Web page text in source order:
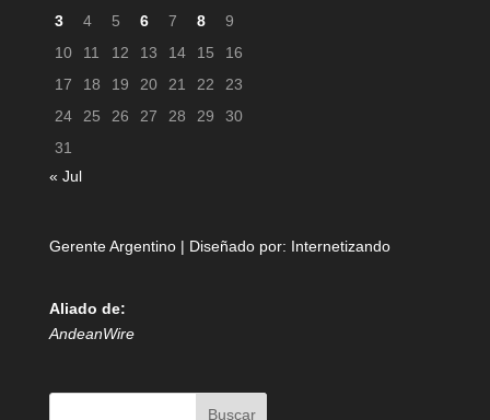
3
4 5 6 7 8
9
10
11 12 13 14 15
16
17
18 19 20 21 22
23
24
25 26 27 28 29
30
31
« Jul
Gerente Argentino | Diseñado por: Internetizando
Aliado de:
AndeanWire